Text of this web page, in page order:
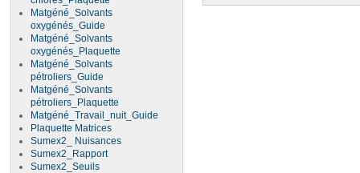
Matgéné_Solvants
oxygénés_Guide
Matgéné_Solvants
oxygénés_Plaquette
Matgéné_Solvants
pétroliers_Guide
Matgéné_Solvants
pétroliers_Plaquette
Matgéné_Travail_nuit_Guide
Plaquette Matrices
Sumex2_ Nuisances
Sumex2_Rapport
Sumex2_Seuils